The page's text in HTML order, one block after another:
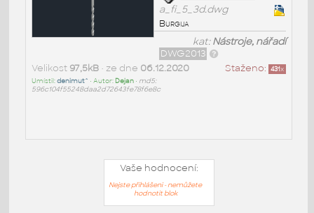
a_fi_5_3d.dwg
Burgija
kat:Nástroje, nářadí
DWG2013
Staženo: 431x
Velikost 97,5kB• ze dne 06.12.2020
Umístil:denimut^ • Autor: Dejan• md5:
596c104f55248daa2d72643fe78f6e8c
Vaše hodnocení:
Nejste přihlášeni - nemůžete
hodnotit blok